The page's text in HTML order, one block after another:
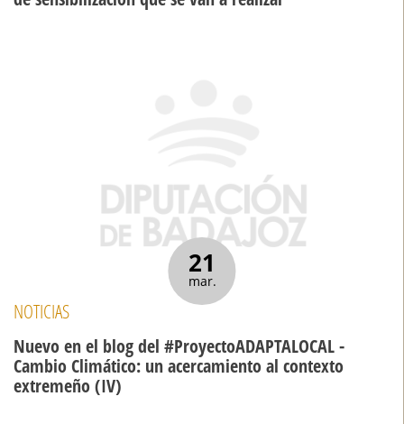
21
mar.
NOTICIAS
Nuevo en el blog del #ProyectoADAPTALOCAL -
Cambio Climático: un acercamiento al contexto
extremeño (IV)